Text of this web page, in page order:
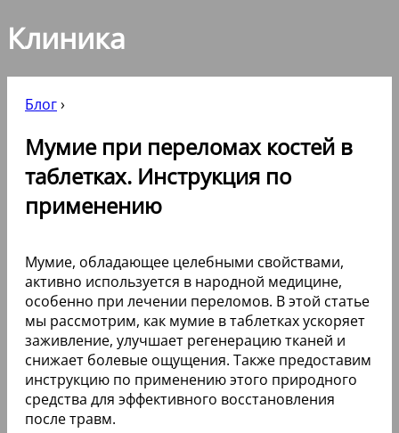
Клиника
Блог›
Мумие при переломах костей в
таблетках. Инструкция по
применению
Мумие, обладающее целебными свойствами,
активно используется в народной медицине,
особенно при лечении переломов. В этой статье
мы рассмотрим, как мумие в таблетках ускоряет
заживление, улучшает регенерацию тканей и
снижает болевые ощущения. Также предоставим
инструкцию по применению этого природного
средства для эффективного восстановления
после травм.